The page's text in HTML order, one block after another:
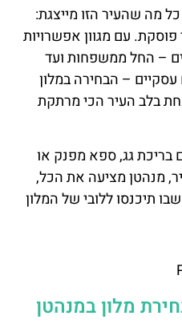
מה שהעיר הזו מייצגת:
פוסקת. עם מגוון אפשרויות
– החל ממשפחות ועד
עסקיים – הבחירה במלון
בלב העיר הכי מרתקת
בריכת גג, ספא מפנק או
מנהטן מציעה את הכל,
תיכנסו ללובי של המלון
מלון במנהטן